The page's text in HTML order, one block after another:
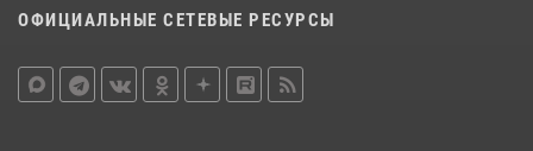
ОФИЦИАЛЬНЫЕ СЕТЕВЫЕ РЕСУРСЫ